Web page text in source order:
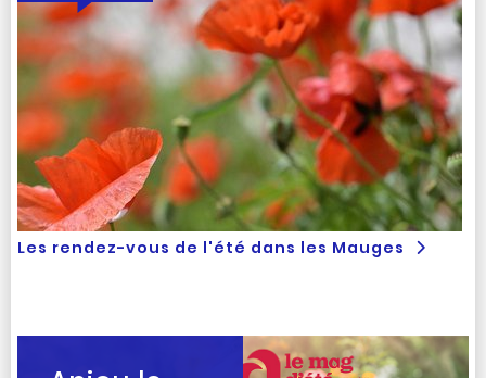
Les rendez-vous de l'été dans les Mauges